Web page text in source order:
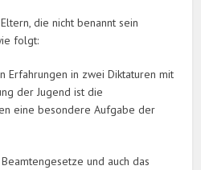
die nicht benannt sein
folgt:
Erfahrungen in zwei Diktaturen mit
der Jugend ist die
eine besondere Aufgabe der
und auch das